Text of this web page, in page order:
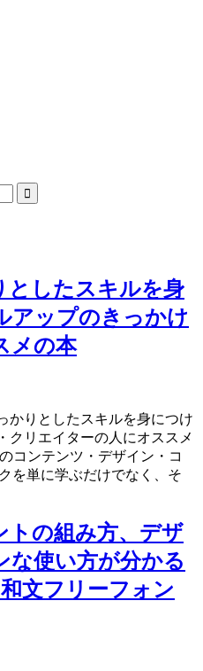
としたスキルを身
アップのきっかけ
メの本
かりとしたスキルを身につけ
クリエイターの人にオススメ
コンテンツ・デザイン・コ
を単に学ぶだけでなく、そ
トの組み方、デザ
な使い方が分かる
文フリーフォン